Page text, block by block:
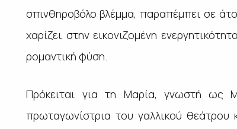
σπινθηροβόλο βλέμμα, παραπέμπει σε
χαρίζει στην εικονιζομένη
ρομαντική φύση.
Πρόκειται για τη Μαρία, γνωστή ως
πρωταγωνίστρια του γαλλικού